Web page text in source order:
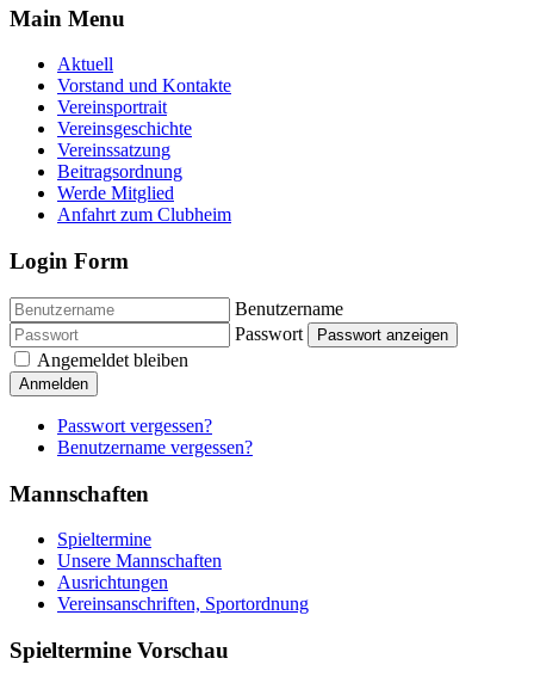
Main Menu
Aktuell
Vorstand und Kontakte
Vereinsportrait
Vereinsgeschichte
Vereinssatzung
Beitragsordnung
Werde Mitglied
Anfahrt zum Clubheim
Login Form
Benutzername
Passwort
Passwort anzeigen
Angemeldet bleiben
Anmelden
Passwort vergessen?
Benutzername vergessen?
Mannschaften
Spieltermine
Unsere Mannschaften
Ausrichtungen
Vereinsanschriften, Sportordnung
Spieltermine Vorschau